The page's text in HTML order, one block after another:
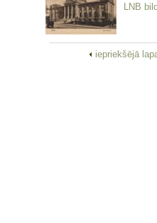
LNB
iepriekšējā